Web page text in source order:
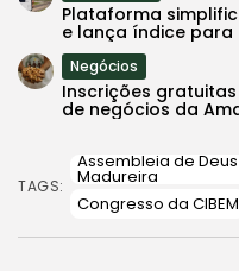
Plataforma
e lança índice
Negócios
Inscrições
de negócios da
TAGS:
Assembleia de
Madureira
Congresso da CIBEM